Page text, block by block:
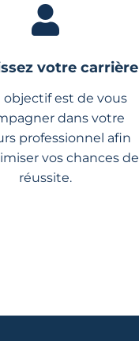
votre carrière
objectif est de vous
dans votre
professionnel afin
vos chances de
réussite.